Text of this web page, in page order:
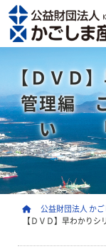
【ＤＶＤ
管理編
い 「
公益財団法人 か
【ＤＶＤ】早わかり